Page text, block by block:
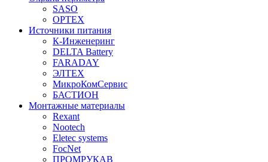
SASO
OPTEX
Источники питания
К-Инженеринг
DELTA Battery
FARADAY
ЭЛТЕХ
МикроКомСервис
БАСТИОН
Монтажные материалы
Rexant
Nootech
Eletec systems
FocNet
ПРОМРУКАВ